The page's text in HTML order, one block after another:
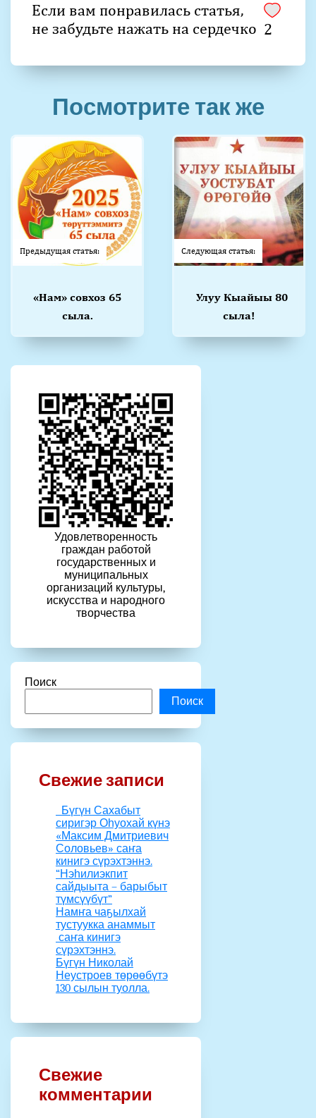
Если вам понравилась статья,
не забудьте нажать на сердечко 2
Посмотрите так же
Предыдущая статья:
«Нам» совхоз 65
сыла.
Следующая статья:
Улуу Кыайыы 80
сыла!
Удовлетворенность
граждан работой
государственных и
муниципальных
организаций культуры,
искусства и народного
творчества
Поиск
Поиск
Свежие записи
Бүгүн Сахабыт
сиригэр Оһуохай күнэ
«Максим Дмитриевич
Соловьев» саҥа
кинигэ сүрэхтэннэ.
“Нэһилиэкпит
сайдыыта – барыбыт
түмсүүбүт”
Намҥа чаҕылхай
тустуукка анаммыт
саҥа кинигэ
сүрэхтэннэ.
Бүгүн Николай
Неустроев төрөөбүтэ
130 сылын туолла.
Свежие
комментарии